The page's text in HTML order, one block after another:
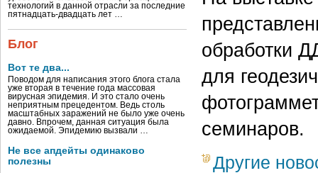
технологий в данной отрасли за последние
пятнадцать-двадцать лет …
Блог
Вот те два...
Поводом для написания этого блога стала
уже вторая в течение года массовая
вирусная эпидемия. И это стало очень
неприятным прецедентом. Ведь столь
масштабных заражений не было уже очень
давно. Впрочем, данная ситуация была
ожидаемой. Эпидемию вызвали …
Не все апдейты одинаково
полезны
обработки
для
семинаров.
Другие